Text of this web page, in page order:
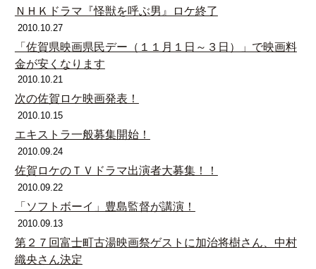
ＮＨＫドラマ『怪獣を呼ぶ男』ロケ終了
2010.10.27
「佐賀県映画県民デー（１１月１日～３日）」で映画料
金が安くなります
2010.10.21
次の佐賀ロケ映画発表！
2010.10.15
エキストラ一般募集開始！
2010.09.24
佐賀ロケのＴＶドラマ出演者大募集！！
2010.09.22
「ソフトボーイ」豊島監督が講演！
2010.09.13
第２７回富士町古湯映画祭ゲストに加治将樹さん、中村
織央さん決定